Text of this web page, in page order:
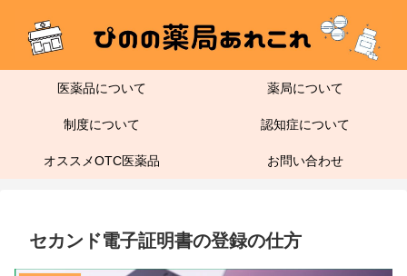
医薬品について 薬局について
制度について 認知症について
オススメOTC医薬品 お問い合わせ
セカンド電子証明書の登録の仕方